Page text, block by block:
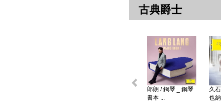
古典爵士
郎朗 / 鋼琴 _ 鋼琴
書本 ...
久
也